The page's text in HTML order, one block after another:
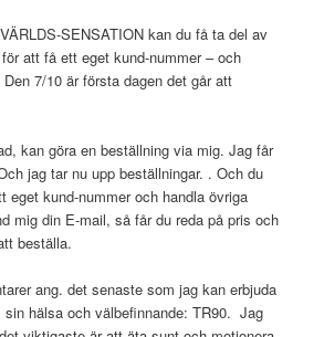
SENSATION kan du få ta del av
att få ett eget kund-nummer – och
7/10 är första dagen det går att
kan göra en beställning via mig. Jag får
jag tar nu upp beställningar. . Och du
eget kund-nummer och handla övriga
mig din E-mail, så får du reda på pris och
beställa.
ang. det senaste som jag kan erbjuda
sin hälsa och välbefinnande: TR90. Jag